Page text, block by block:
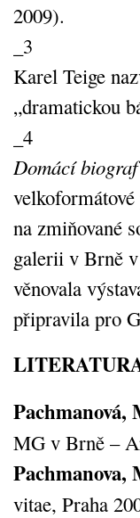
2009).
_3
Karel Teige
„dramatickou
_4
Domácí biograf
na zmiňované
galerii v Brně
věnovala
připravila pro
MG v Brně –
vitae, Praha